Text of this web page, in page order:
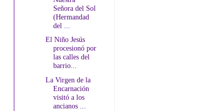
Señora del Sol
(Hermandad
del ...
El Niño Jesús
procesionó por
las calles del
barrio...
La Virgen de la
Encarnación
visitó a los
ancianos ...